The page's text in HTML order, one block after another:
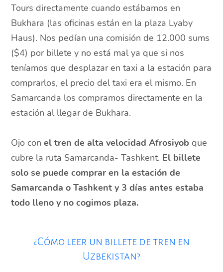
Tours directamente cuando estábamos en
Bukhara (las oficinas están en la plaza Lyaby
Haus). Nos pedían una comisión de 12.000 sums
($4) por billete y no está mal ya que si nos
teníamos que desplazar en taxi a la estación para
comprarlos, el precio del taxi era el mismo. En
Samarcanda los compramos directamente en la
estación al llegar de Bukhara.
Ojo conel tren de alta velocidad Afrosiyob que
cubre la ruta Samarcanda- Tashkent. El billete
solo se puede comprar en la estación de
Samarcanda o Tashkent y 3 días antes estaba
todo lleno y no cogimos plaza.
¿Cómo leer un billete de tren en
Uzbekistan?